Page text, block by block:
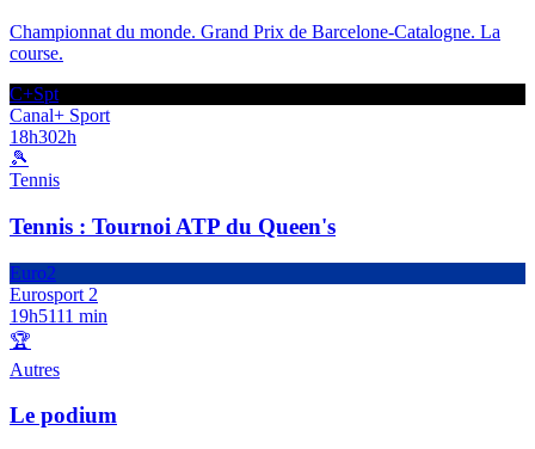
Championnat du monde. Grand Prix de Barcelone-Catalogne. La
course.
C+Spt
Canal+ Sport
18h302h
🎾
Tennis
Tennis : Tournoi ATP du Queen's
Euro2
Eurosport 2
19h5111 min
🏆
Autres
Le podium